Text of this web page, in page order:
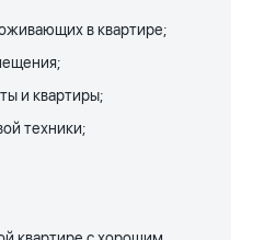
в квартире;
и квартиры;
техники;